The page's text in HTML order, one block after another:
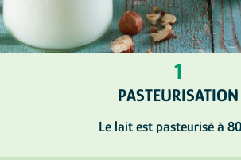
1
PASTEURISATION
Le lait est pasteurisé à